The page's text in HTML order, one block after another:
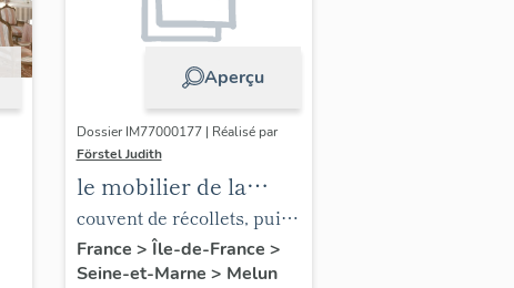
Aperçu
Dossier IM77000177 | Réalisé par
Förstel Judith
le mobilier de la
chapelle de l'hôpital
couvent de récollets, puis
hôpital
France > Île-de-France >
Seine-et-Marne > Melun